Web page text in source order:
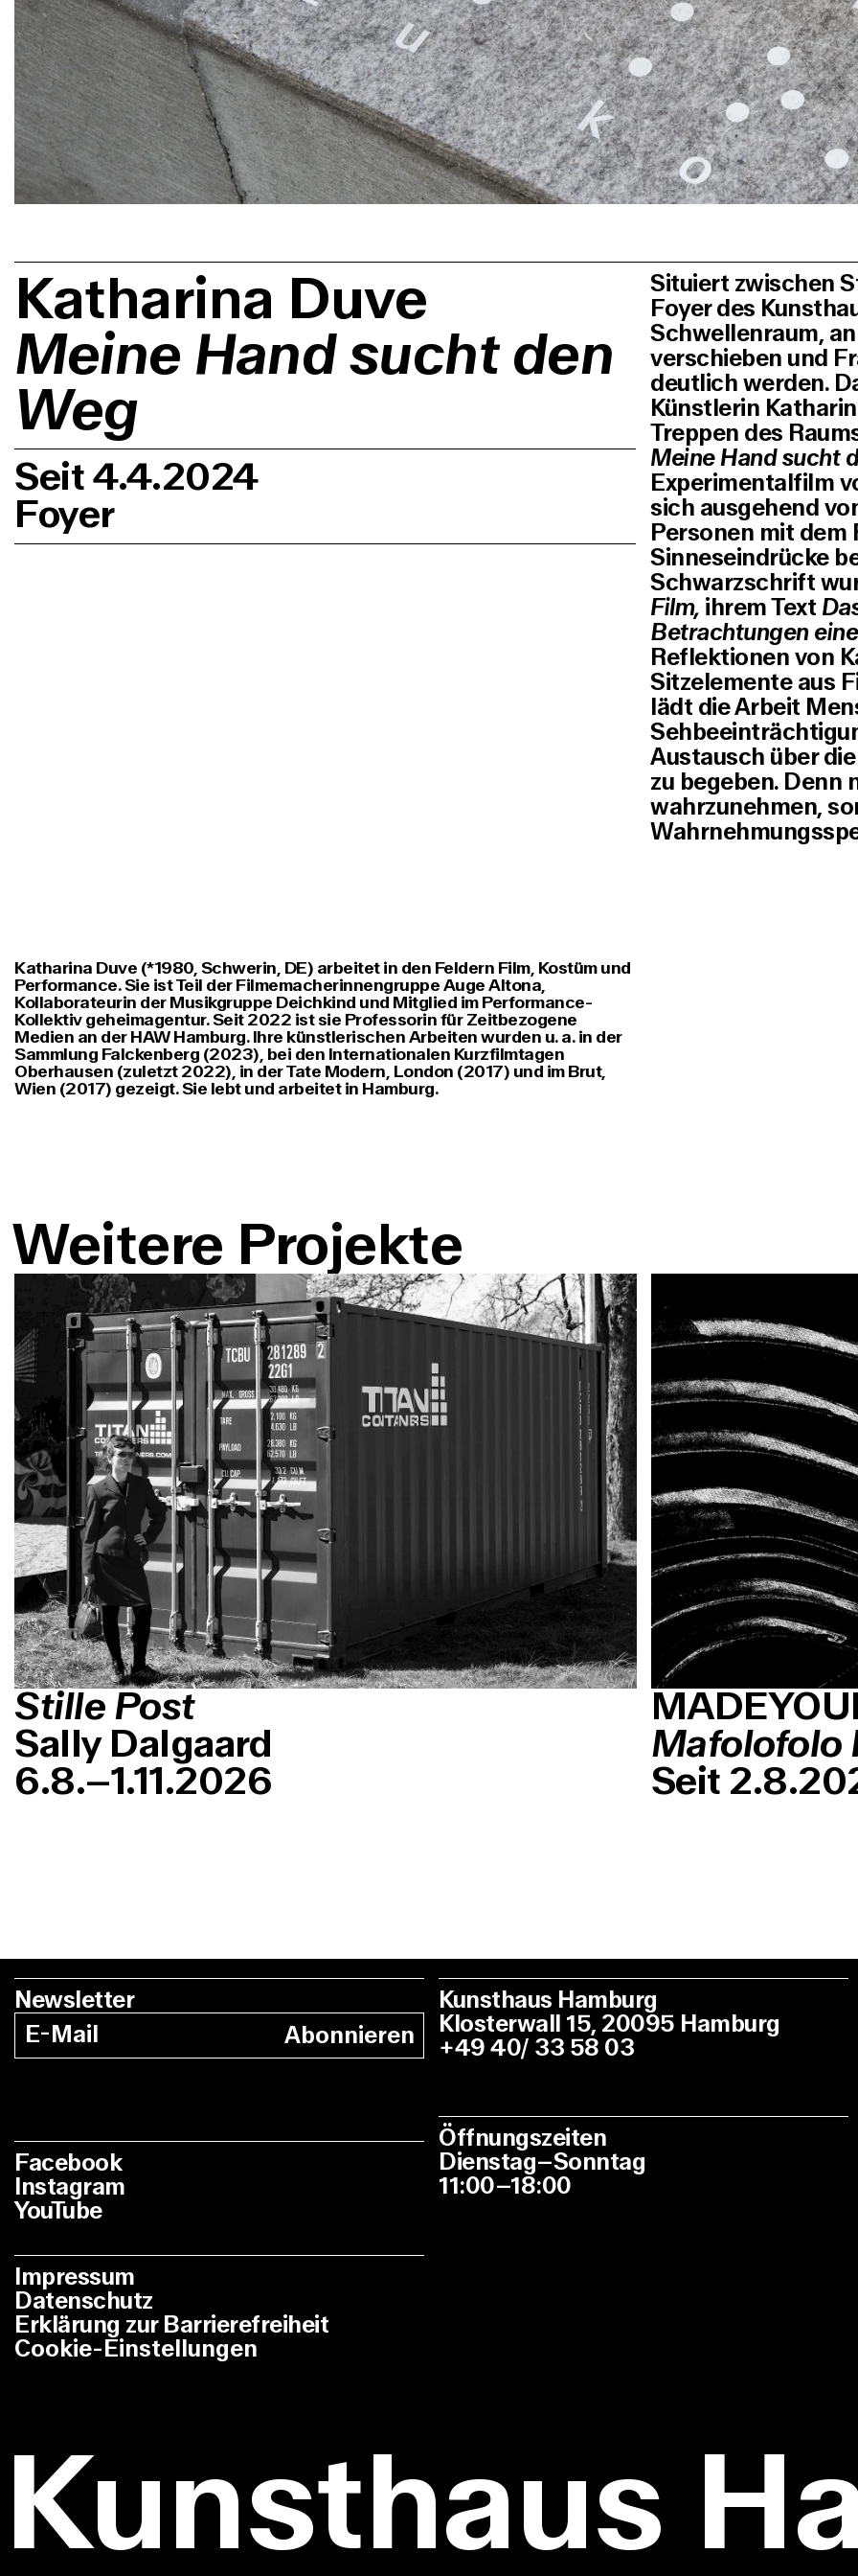
Katharina Duve
Meine Hand sucht den
Weg
Seit 4.4.2024
Foyer
Situiert zwischen
Foyer des
Schwellenraum,
verschieben und
deutlich werden.
Künstlerin
Treppen des
Meine Hand sucht
Experimentalfilm
sich ausgehend
Personen mit
Sinneseindrücke
Schwarzschrift
Film, ihrem Text
Betrachtungen
Reflektionen von
Sitzelemente aus
lädt die Arbeit
Austausch über
zu begeben. Denn
wahrzunehmen,
Katharina Duve (*1980, Schwerin, DE) arbeitet in den Feldern Film, Kostüm und
Performance. Sie ist Teil der Filmemacherinnengruppe Auge Altona,
Kollaborateurin der Musikgruppe Deichkind und Mitglied im Performance-
Kollektiv geheimagentur. Seit 2022 ist sie Professorin für Zeitbezogene
Medien an der HAW Hamburg. Ihre künstlerischen Arbeiten wurden u. a. in der
Sammlung Falckenberg (2023), bei den Internationalen Kurzfilmtagen
Oberhausen (zuletzt 2022), in der Tate Modern, London (2017) und im Brut,
Wien (2017) gezeigt. Sie lebt und arbeitet in Hamburg.
Weitere Projekte
Stille Post
Sally Dalgaard
6.8.–1.11.2026
Mafolofolo
Seit
Newsletter
Abonnieren
Facebook
Instagram
YouTube
Impressum
Datenschutz
Erklärung zur Barrierefreiheit
Cookie-Einstellungen
Kunsthaus Hamburg
Klosterwall 15, 20095 Hamburg
+49 40/ 33 58 03
Öffnungszeiten
Dienstag–Sonntag
11:00–18:00
Kunsthaus